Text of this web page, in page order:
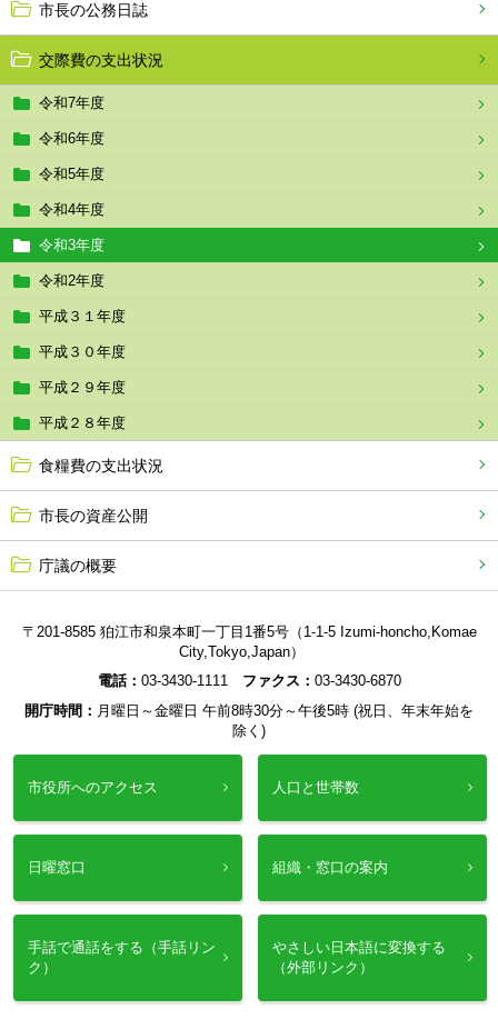
市長の公務日誌
交際費の支出状況
令和7年度
令和6年度
令和5年度
令和4年度
令和3年度
令和2年度
平成３１年度
平成３０年度
平成２９年度
平成２８年度
食糧費の支出状況
市長の資産公開
庁議の概要
〒201-8585 狛江市和泉本町一丁目1番5号（1-1-5 Izumi-honcho,Komae
City,Tokyo,Japan）
電話： 03-3430-1111 ファクス： 03-3430-6870
開庁時間： 月曜日～金曜日 午前8時30分～午後5時 (祝日、年末年始を
除く)
市役所へのアクセス 人口と世帯数
日曜窓口 組織・窓口の案内
手話で通話をする（手話リン
ク）
やさしい日本語に変換する
（外部リンク）